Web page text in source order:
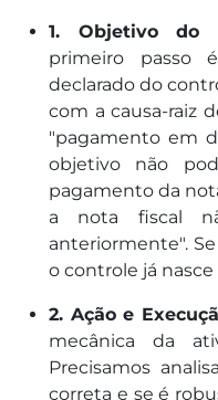
1. Objetivo do
primeiro passo
declarado do
com a causa-raiz
"pagamento em
objetivo não
pagamento da
a nota fiscal
anteriormente".
o controle já
2. Ação e
mecânica da
Precisamos
correta e se é